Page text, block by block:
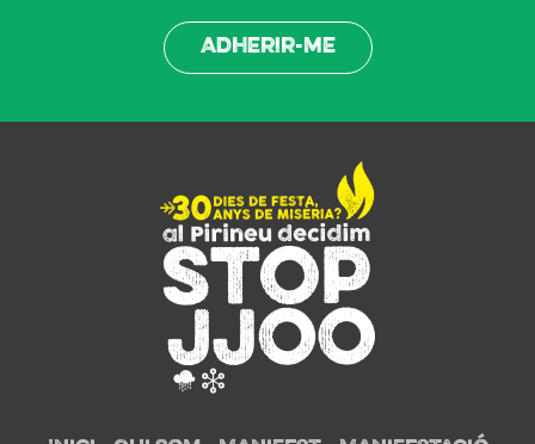
Adherir-me